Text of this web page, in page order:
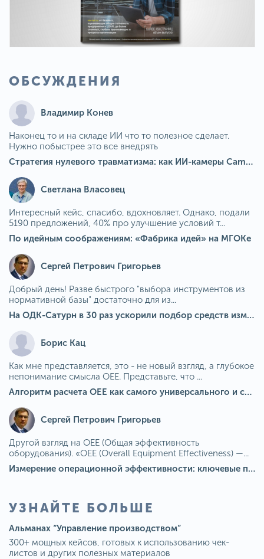
ОБСУЖДЕНИЯ
Владимир Конев
Наконец то и на складе ИИ что то полезное сделает.
Нужно побыстрее это все внедрять
Стратегия нулевого травматизма: как ИИ-камеры Camkord снижают риск наезда на пешехода при работе на погрузчике
Светлана Власовец
Интересный кейс, спасибо, вдохновляет. Однако, подали
5190 предложений, 40% про улучшение условий т...
По идейным соображениям: «Фабрика идей» на МГОКе
Сергей Петрович Григорьев
Добрый день! Разве быстрого "выбора инструментов из
нормативной базы" достаточно для из...
На ОДК-Сатурн в 30 раз ускорили подбор средств измерения для контроля качества продукции
Борис Кац
Как мне представляется, это - не новый взгляд, а глубокое
непонимание смысла OEE. Представьте, что ...
Алгоритм расчета ОЕЕ как самого универсального и современного показателя эффективности оборудования в мире
Сергей Петрович Григорьев
Другой взгляд на OEE (Общая эффективность
оборудования). «OEE (Overall Equipment Effectiveness) —...
Измерение операционной эффективности: ключевые показатели для непрерывного совершенствования
УЗНАЙТЕ БОЛЬШЕ
Альманах “Управление производством”
300+ мощных кейсов, готовых к использованию чек-
листов и других полезных материалов